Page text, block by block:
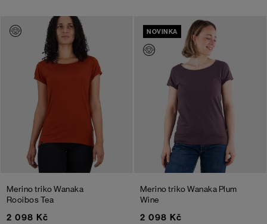
Merino triko Wanaka
Rooibos Tea
2 098 Kč
NOVINKA
Merino triko Wanaka Plum
Wine
2 098 Kč